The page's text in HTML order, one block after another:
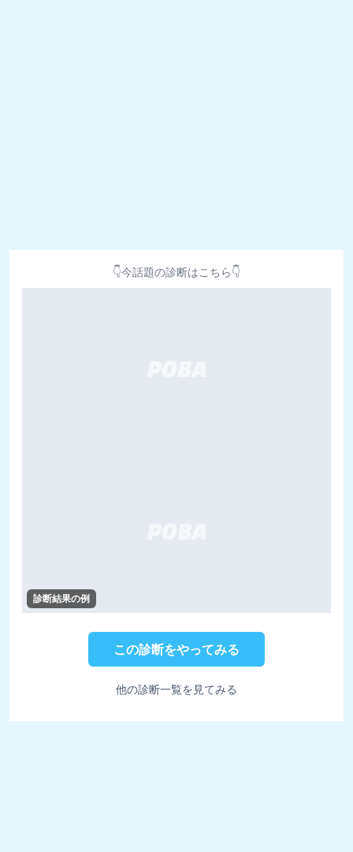
👇今話題の診断はこちら👇
診断結果の例
この診断をやってみる
他の診断一覧を見てみる